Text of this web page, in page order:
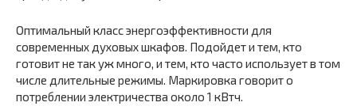
Оптимальный класс энергоэффективности для
современных духовых шкафов. Подойдет и тем, кто
готовит не так уж много, и тем, кто часто использует в том
числе длительные режимы. Маркировка говорит о
потреблении электричества около 1 кВтч.